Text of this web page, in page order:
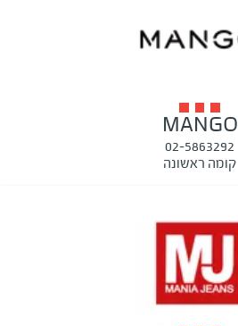
MANGO
02-5863292
קומה ראשונה